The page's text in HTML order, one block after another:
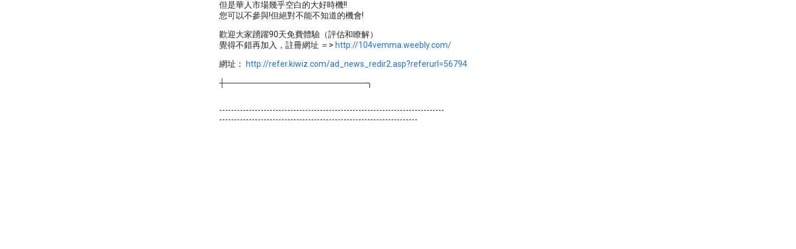
但是華人市場幾乎空白的大好時機!!
您可以不參與!但絕對不能不知道的機會!
歡迎大家踴躍90天免費體驗（評估和瞭解）
覺得不錯再加入，註冊網址 ＝> http://104vemma.weebly.com/
網址：
http://refer.kiwiz.com/ad_news_redir2.asp?referurl=56794
┼────────────────────────╮
----------------------------------------------------------------------------
-------------------------------------------------------------------